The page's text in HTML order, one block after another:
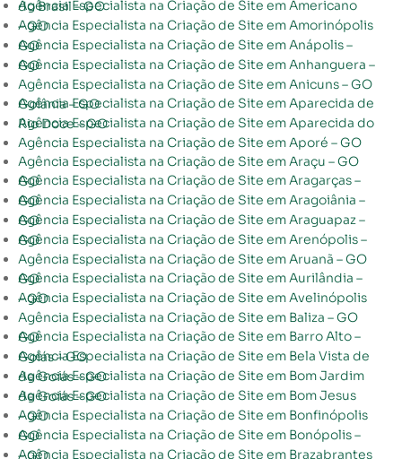
Agência Especialista na Criação de Site em Americano do Brasil – GO
Agência Especialista na Criação de Site em Amorinópolis – GO
Agência Especialista na Criação de Site em Anápolis – GO
Agência Especialista na Criação de Site em Anhanguera – GO
Agência Especialista na Criação de Site em Anicuns – GO
Agência Especialista na Criação de Site em Aparecida de Goiânia – GO
Agência Especialista na Criação de Site em Aparecida do Rio Doce – GO
Agência Especialista na Criação de Site em Aporé – GO
Agência Especialista na Criação de Site em Araçu – GO
Agência Especialista na Criação de Site em Aragarças – GO
Agência Especialista na Criação de Site em Aragoiânia – GO
Agência Especialista na Criação de Site em Araguapaz – GO
Agência Especialista na Criação de Site em Arenópolis – GO
Agência Especialista na Criação de Site em Aruanã – GO
Agência Especialista na Criação de Site em Aurilândia – GO
Agência Especialista na Criação de Site em Avelinópolis – GO
Agência Especialista na Criação de Site em Baliza – GO
Agência Especialista na Criação de Site em Barro Alto – GO
Agência Especialista na Criação de Site em Bela Vista de Goiás – GO
Agência Especialista na Criação de Site em Bom Jardim de Goiás – GO
Agência Especialista na Criação de Site em Bom Jesus de Goiás – GO
Agência Especialista na Criação de Site em Bonfinópolis – GO
Agência Especialista na Criação de Site em Bonópolis – GO
Agência Especialista na Criação de Site em Brazabrantes – GO